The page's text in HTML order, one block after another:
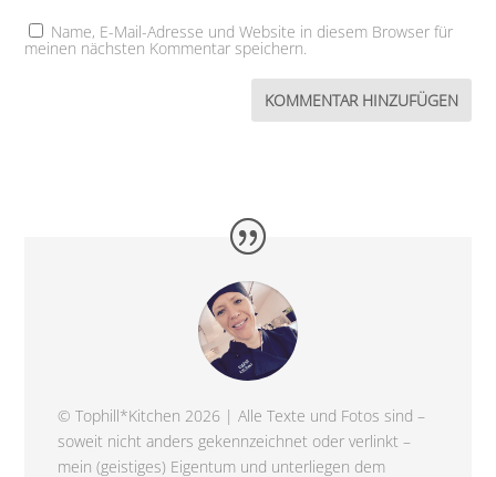
Name, E-Mail-Adresse und Website in diesem Browser für
meinen nächsten Kommentar speichern.
© Tophill*Kitchen 2026 | Alle Texte und Fotos sind –
soweit nicht anders gekennzeichnet oder verlinkt –
mein (geistiges) Eigentum und unterliegen dem